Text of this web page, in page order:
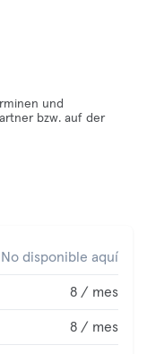
und
bzw. auf der
No disponible aquí
8 / mes
8 / mes